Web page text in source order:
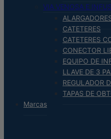
VIA VENOSA E
CATETERES
CATETERES
CONECTOR
EQUIPO DE
LLAVE DE 3
REGULADOR
TAPAS DE
Marcas